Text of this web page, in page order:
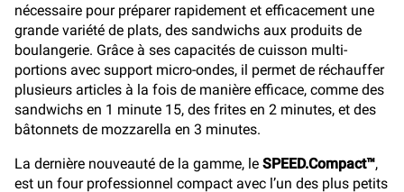
nécessaire pour préparer rapidement et efficacement une
grande variété de plats, des sandwichs aux produits de
boulangerie. Grâce à ses capacités de cuisson multi-
portions avec support micro-ondes, il permet de réchauffer
plusieurs articles à la fois de manière efficace, comme des
sandwichs en 1 minute 15, des frites en 2 minutes, et des
bâtonnets de mozzarella en 3 minutes.
La dernière nouveauté de la gamme, le SPEED.Compact™,
est un four professionnel compact avec l’un des plus petits